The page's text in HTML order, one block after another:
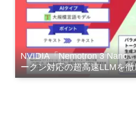
NVIDIA「Nemotron 3 Nano
ークン対応の超高速LLMを